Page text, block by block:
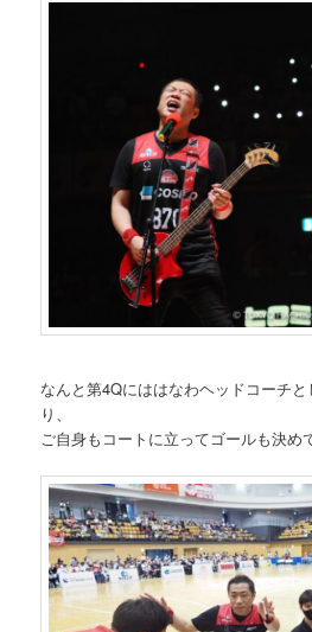
なんと第4Qにははなわヘッドコーチ
り、
ご自身もコートに立ってゴールも決め